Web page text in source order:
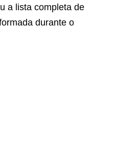
a lista completa de
durante o